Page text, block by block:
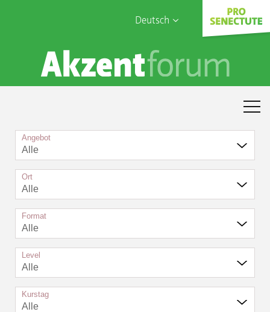
Deutsch
English
Français
Sophia Care
Angebot
Alle
Ort
Alle
Format
Alle
Level
Alle
Kurstag
Alle